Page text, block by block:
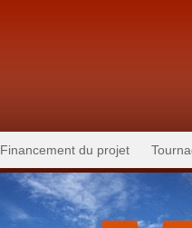
Financement du projet